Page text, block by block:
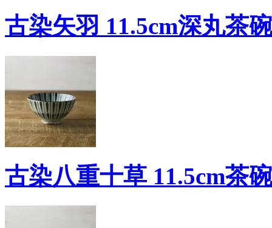
古染矢羽 11.5cm深丸茶
古染八重十草 11.5cm茶